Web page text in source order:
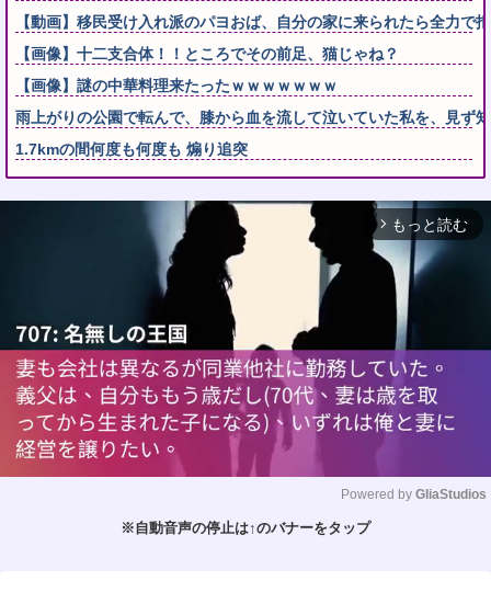
【動画】移民受け入れ派のパヨおば、自分の家に来られたら全力で
【画像】十二支合体！！ところでその前足、猫じゃね？
【画像】謎の中華料理来たったｗｗｗｗｗｗｗ
雨上がりの公園で転んで、膝から血を流して泣いていた私を、見ず
1.7kmの間何度も何度も 煽り追突
arrow_forward_ios もっと読む
Powered by GliaStudios
※自動音声の停止は↑のバナーをタップ